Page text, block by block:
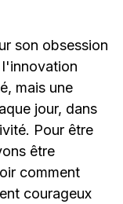
son obsession
mais une
jour, dans
Pour être
être
comment
courageux